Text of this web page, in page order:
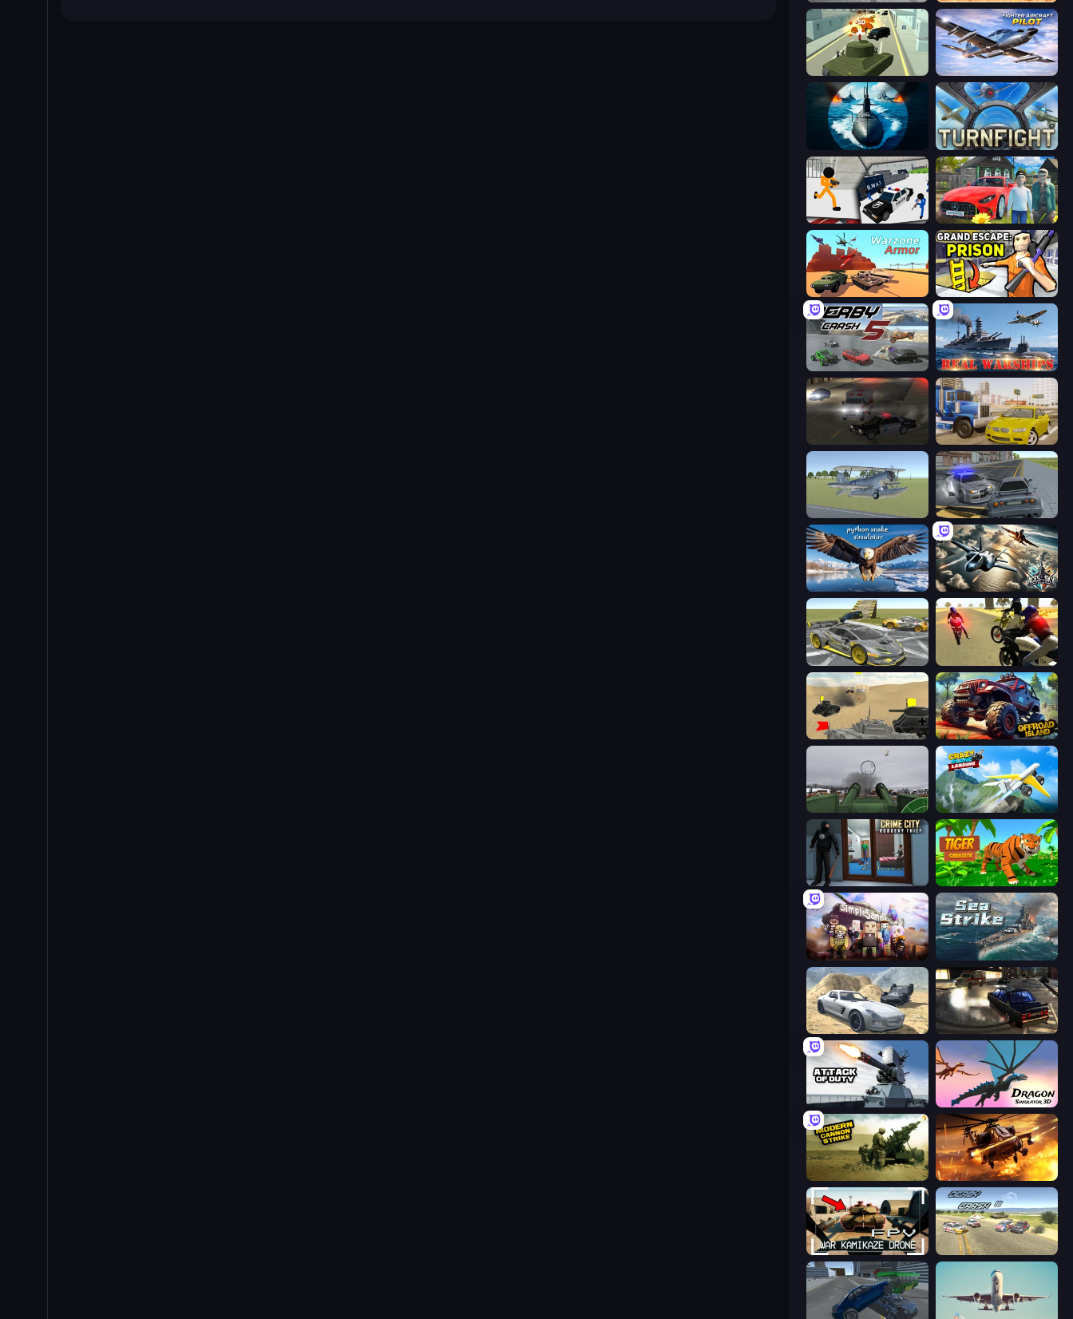
Secret Agent James Fighter Aircraft Pilot
Ships Battlefield 3D Turnfight
Stickman Prison: Counter Assault Speedboy: History with Grandfather
Warzone Armor Grand Escape: Prison
Derby Crash 5 Real Warships
Crazy Car Stunts
3D Flight Simulator RCC City Racing
Python Snake Simulator Aces of the Sky: Epic Dogfights
Wrong Way 3D Moto Simulator 2
Tanks Battlefield: Desert Offroad Island
Flakmeister Crazy Plane Landing
Crime City Robbery Thief Games Tiger Simulator 3D
Simple Sandbox 3 Sea Strike
Derby Crash 2 City Classic Car Driving: 131
Attack of Duty Dragon Simulator 3D
Modern Cannon Strike Heli Military Base
FPV War Kamikaze Drone Derby Crash 3